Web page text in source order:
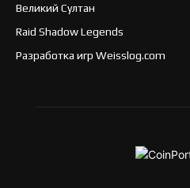
Великий Султан
Raid Shadow Legends
Разработка игр Weisslog.com